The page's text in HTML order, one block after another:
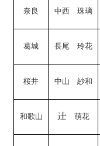
奈良 中西 珠璃
葛城 長尾 玲花
桜井 中山 紗和
和歌山 萌花